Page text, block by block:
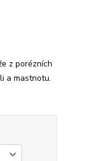
z porézních
a mastnotu.